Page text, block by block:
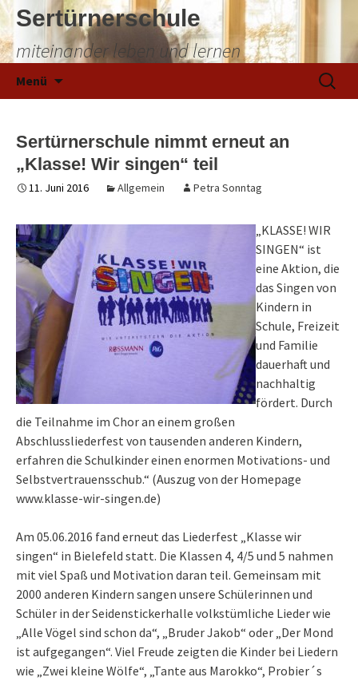
Sertürnerschule
miteinander leben und lernen
Menü
Suchen
nach:
Sertürnerschule nimmt erneut an
„Klasse! Wir singen“ teil
11. Juni 2016 Allgemein Petra Sonntag
„KLASSE! WIR
SINGEN“ ist
eine Aktion, die
das Singen von
Kindern in
Schule, Freizeit
und Familie
dauerhaft und
nachhaltig
fördert. Durch
die Teilnahme im Chor an einem großen
Abschlussliederfest von tausenden anderen Kindern,
erfahren die Schulkinder einen enormen Motivations- und
Selbstvertrauensschub.“ (Auszug von der Homepage
www.klasse-wir-singen.de)
Am 05.06.2016 fand erneut das Liederfest „Klasse wir
singen“ in Bielefeld statt. Die Klassen 4, 4/5 und 5 nahmen
mit viel Spaß und Motivation daran teil. Gemeinsam mit
2000 anderen Kindern sangen unsere Schülerinnen und
Schüler in der Seidenstickerhalle volkstümliche Lieder wie
„Alle Vögel sind schon da“, „Bruder Jakob“ oder „Der Mond
ist aufgegangen“. Viel Freude zeigten die Kinder bei Liedern
wie „Zwei kleine Wölfe“, „Tante aus Marokko“, Probier´s